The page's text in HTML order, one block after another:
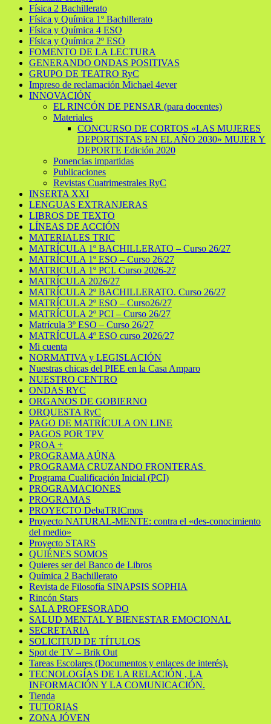
Física 2 Bachillerato
Física y Química 1º Bachillerato
Física y Química 4 ESO
Física y Química 2º ESO
FOMENTO DE LA LECTURA
GENERANDO ONDAS POSITIVAS
GRUPO DE TEATRO RyC
Impreso de reclamación Michael 4ever
INNOVACIÓN
EL RINCÓN DE PENSAR (para docentes)
Materiales
CONCURSO DE CORTOS «LAS MUJERES
DEPORTISTAS EN EL AÑO 2030» MUJER Y
DEPORTE Edición 2020
Ponencias impartidas
Publicaciones
Revistas Cuatrimestrales RyC
INSERTA XXI
LENGUAS EXTRANJERAS
LIBROS DE TEXTO
LÍNEAS DE ACCIÓN
MATERIALES TRIC
MATRÍCULA 1º BACHILLERATO – Curso 26/27
MATRÍCULA 1º ESO – Curso 26/27
MATRICULA 1º PCI. Curso 2026-27
MATRÍCULA 2026/27
MATRÍCULA 2º BACHILLERATO. Curso 26/27
MATRÍCULA 2º ESO – Curso26/27
MATRÍCULA 2º PCI – Curso 26/27
Matrícula 3º ESO – Curso 26/27
MATRÍCULA 4º ESO curso 2026/27
Mi cuenta
NORMATIVA y LEGISLACIÓN
Nuestras chicas del PIEE en la Casa Amparo
NUESTRO CENTRO
ONDAS RYC
ORGANOS DE GOBIERNO
ORQUESTA RyC
PAGO DE MATRÍCULA ON LINE
PAGOS POR TPV
PROA +
PROGRAMA AÚNA
PROGRAMA CRUZANDO FRONTERAS
Programa Cualificación Inicial (PCI)
PROGRAMACIONES
PROGRAMAS
PROYECTO DebaTRICmos
Proyecto NATURAL-MENTE: contra el «des-conocimiento
del medio»
Proyecto STARS
QUIÉNES SOMOS
Quieres ser del Banco de Libros
Química 2 Bachillerato
Revista de Filosofía SINAPSIS SOPHIA
Rincón Stars
SALA PROFESORADO
SALUD MENTAL Y BIENESTAR EMOCIONAL
SECRETARIA
SOLICITUD DE TÍTULOS
Spot de TV – Brik Out
Tareas Escolares (Documentos y enlaces de interés).
TECNOLOGÍAS DE LA RELACIÓN , LA
INFORMACIÓN Y LA COMUNICACIÓN.
Tienda
TUTORIAS
ZONA JÓVEN